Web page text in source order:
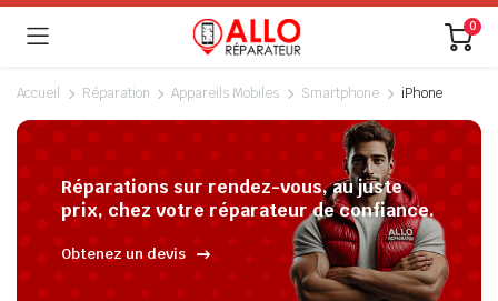
0
Accueil Réparation Appareils Mobiles Smartphone iPhone
Réparations sur rendez-vous, au juste
prix, chez votre réparateur de confiance.
Obtenez un devis